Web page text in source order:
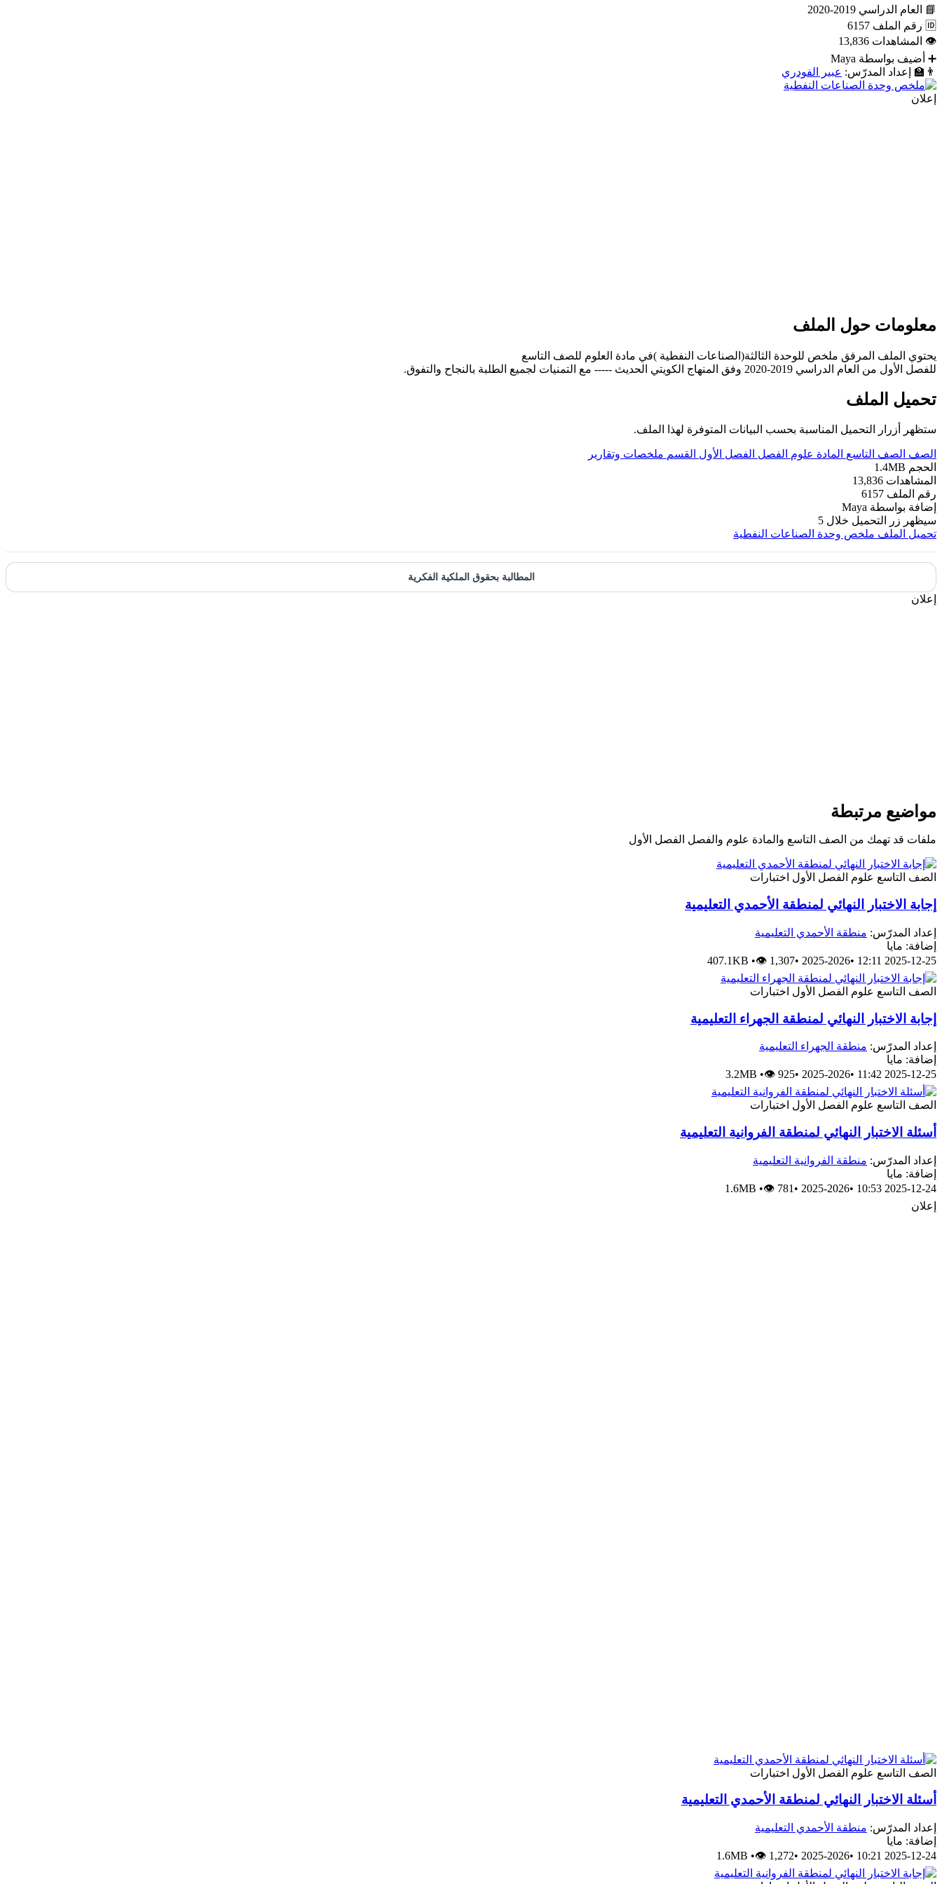
📘 العام الدراسي 2019-2020
🆔 رقم الملف 6157
👁 المشاهدات 13,836
➕ أضيف بواسطة Maya
👨‍🏫
إعداد المدرّس: عبير الفودري
إعلان
معلومات حول الملف
يحتوي الملف المرفق ملخص للوحدة الثالثة(الصناعات النفطية )في مادة العلوم للصف التاسع
للفصل الأول من العام الدراسي 2019-2020 وفق المنهاج الكويتي الحديث ----- مع التمنيات لجميع الطلبة بالنجاح والتفوق.
تحميل الملف
ستظهر أزرار التحميل المناسبة بحسب البيانات المتوفرة لهذا الملف.
الصف الصف التاسع المادة علوم الفصل الفصل الأول القسم ملخصات وتقارير
الحجم 1.4MB
المشاهدات 13,836
رقم الملف 6157
إضافة بواسطة Maya
سيظهر زر التحميل خلال 5
تحميل الملف ملخص وحدة الصناعات النفطية
المطالبة بحقوق الملكية الفكرية
إعلان
مواضيع مرتبطة
ملفات قد تهمك من الصف التاسع والمادة علوم والفصل الفصل الأول
الصف التاسع علوم الفصل الأول اختبارات
إجابة الاختبار النهائي لمنطقة الأحمدي التعليمية
إعداد المدرّس: منطقة الأحمدي التعليمية
إضافة: مايا
2025-12-25 12:11
•
2025-2026
•
407.1KB •👁 1,307
الصف التاسع علوم الفصل الأول اختبارات
إجابة الاختبار النهائي لمنطقة الجهراء التعليمية
إعداد المدرّس: منطقة الجهراء التعليمية
إضافة: مايا
2025-12-25 11:42
•
2025-2026
•
3.2MB •👁 925
الصف التاسع علوم الفصل الأول اختبارات
أسئلة الاختبار النهائي لمنطقة الفروانية التعليمية
إعداد المدرّس: منطقة الفروانية التعليمية
إضافة: مايا
2025-12-24 10:53
•
2025-2026
•
1.6MB •👁 781
إعلان
الصف التاسع علوم الفصل الأول اختبارات
أسئلة الاختبار النهائي لمنطقة الأحمدي التعليمية
إعداد المدرّس: منطقة الأحمدي التعليمية
إضافة: مايا
2025-12-24 10:21
•
2025-2026
•
1.6MB •👁 1,272